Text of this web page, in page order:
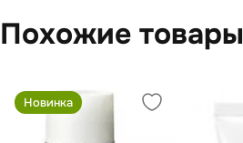
Похожие товары
Новинка